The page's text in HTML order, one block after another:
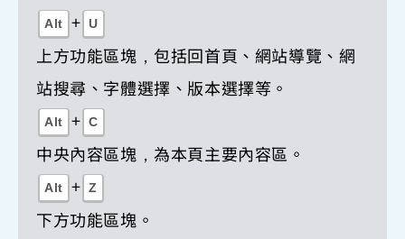
Alt + U
上方功能區塊，包括回首頁、網站導覽、網
站搜尋、字體選擇、版本選擇等。
Alt + C
中央內容區塊，為本頁主要內容區。
Alt + Z
下方功能區塊。